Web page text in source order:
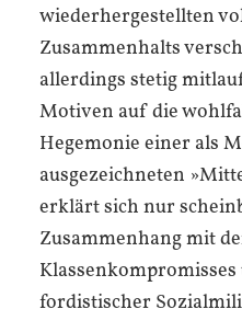
wiederhergestellten
Zusammenhalts
allerdings stetig
Motiven auf die
Hegemonie einer als
ausgezeichneten
erklärt sich nur
Zusammenhang mit
fordistischer